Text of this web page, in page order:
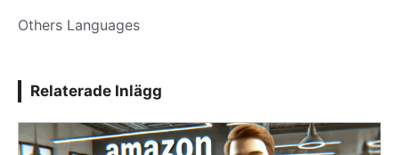
Others Languages
Relaterade Inlägg